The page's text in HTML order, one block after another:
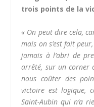
trois points de la
« On peut dire cela,
mais on s’est fait
jamais à l’abri de
arrêté, sur un corner
nous coûter des
victoire est logique,
Saint-Aubin qui n’a